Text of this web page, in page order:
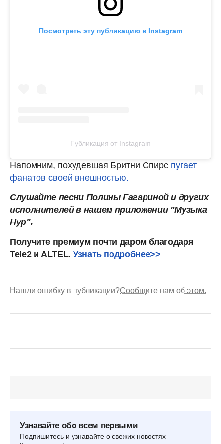
Посмотреть эту публикацию в Instagram
Публикация от Instagram
Напомним, похудевшая Бритни Спирс пугает
фанатов своей внешностью.
Слушайте песни Полины Гагариной и других
исполнителей в нашем приложении "Музыка
Нур".
Получите премиум почти даром благодаря
Tele2 и ALTEL. Узнать подробнее>>
Нашли ошибку в публикации?Сообщите нам об этом.
Узнавайте обо всем первыми
Подпишитесь и узнавайте о свежих новостях